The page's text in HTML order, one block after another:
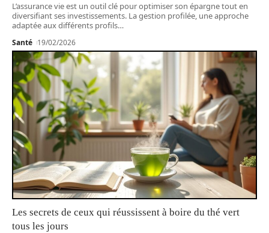
L’assurance vie est un outil clé pour optimiser son épargne tout en
diversifiant ses investissements. La gestion profilée, une approche
adaptée aux différents profils…
Santé 19/02/2026
Les secrets de ceux qui réussissent à boire du thé vert
tous les jours